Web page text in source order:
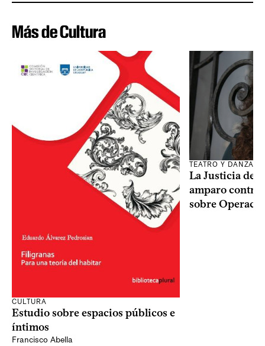
Más de Cultura
CULTURA
Estudio sobre espacios públicos e
íntimos
Francisco Abella
TEATRO Y DANZA
La Justicia
amparo contra
sobre